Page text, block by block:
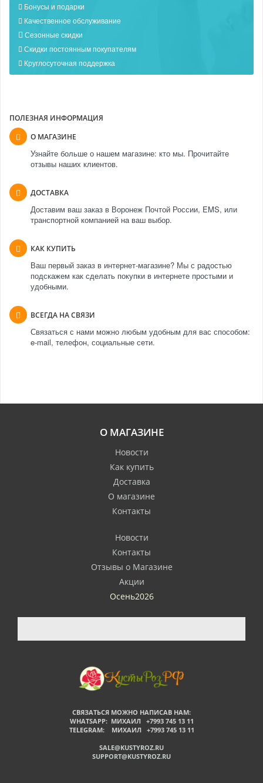
Бонусы и подарки
Качественное обслуживание
Сезонные скидки
Скидки постоянным покупателям
Круглосуточная поддержка
ПОЛЕЗНАЯ ИНФОРМАЦИЯ
О МАГАЗИНЕ
Узнайте больше о нашем магазине: кто мы. Прочитайте
отзывы наших клиентов.
ДОСТАВКА
Доставим ваш заказ в Воронеж Почтой России, EMS, или
транспортной компанией на ваш выбор.
КАК КУПИТЬ
Ваш первый заказ в интернет-магазине? Мы с радостью
подскажем как сделать покупки в интернете простыми и
удобными.
ВСЕГДА НА СВЯЗИ
Связаться с нами можно любым удобным для вас способом:
e-mail, телефон, социальные сети.
О МАГАЗИНЕ
Новости
Как купить
Доставка
О магазине
Контакты
Новости
Контакты
Отзывы о Магазине
Акции
Осень2026
СВЯЗАТЬСЯ МОЖНО НАПИСАВ НАМ:
WHATSAPP: МИХАИЛ +7993 745 13 11
TELEGRAM: МИХАИЛ +7993 745 13 11
SALE@KUSTYROZ.RU
SUPPORT@KUSTYROZ.RU